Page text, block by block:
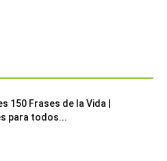
150 Frases de la Vida |
para todos...